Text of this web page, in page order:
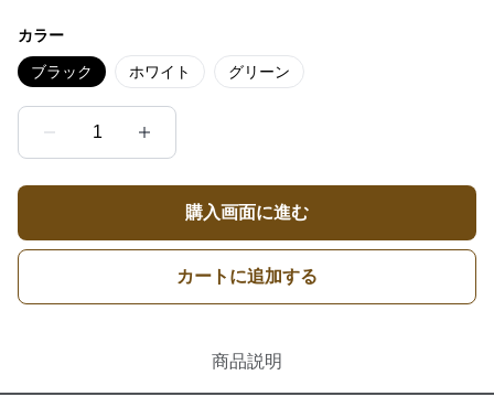
カラー
ブラック ホワイト グリーン
1
購入画面に進む
カートに追加する
商品説明